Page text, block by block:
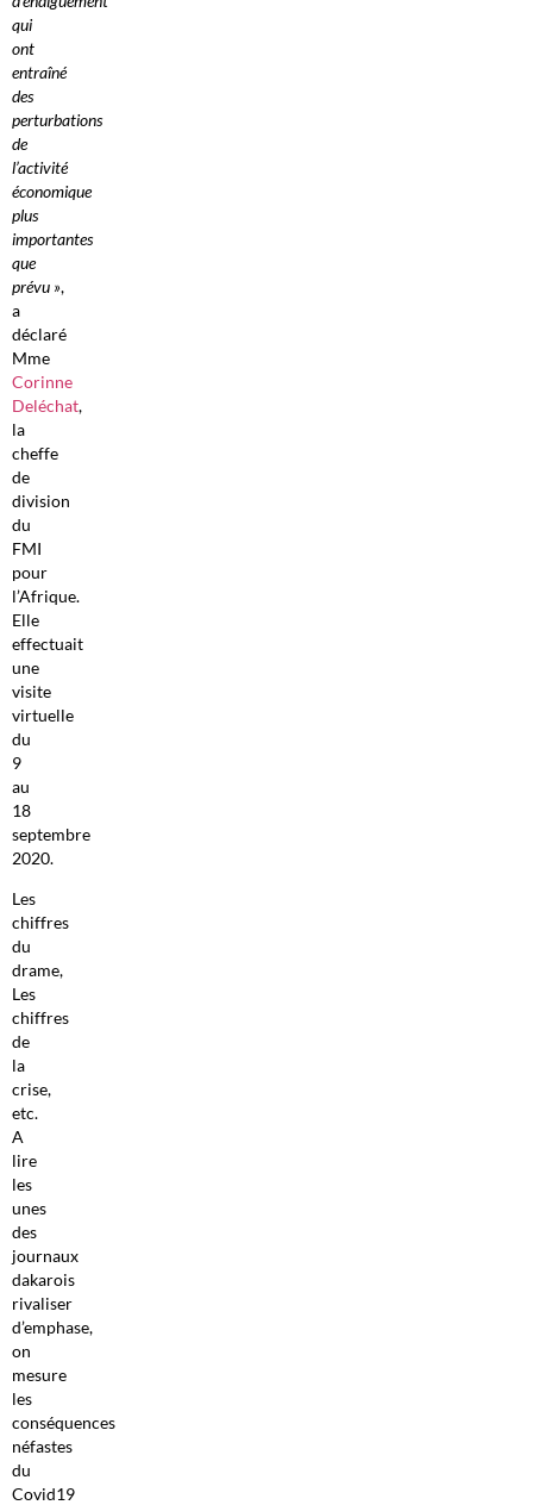
qui
ont
entraîné
des
perturbations
de
l’activité
économique
plus
importantes
que
prévu »,
a
déclaré
Mme
Corinne
Deléchat,
la
cheffe
de
division
du
FMI
pour
l’Afrique.
Elle
effectuait
une
visite
virtuelle
du
9
au
18
septembre
2020.
Les
chiffres
du
drame,
Les
chiffres
de
la
crise,
etc.
A
lire
les
unes
des
journaux
dakarois
rivaliser
d’emphase,
on
mesure
les
conséquences
néfastes
du
Covid19